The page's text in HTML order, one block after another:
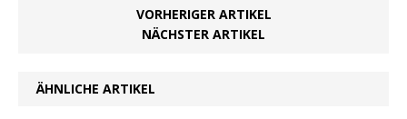
VORHERIGER ARTIKEL
NÄCHSTER ARTIKEL
ÄHNLICHE ARTIKEL